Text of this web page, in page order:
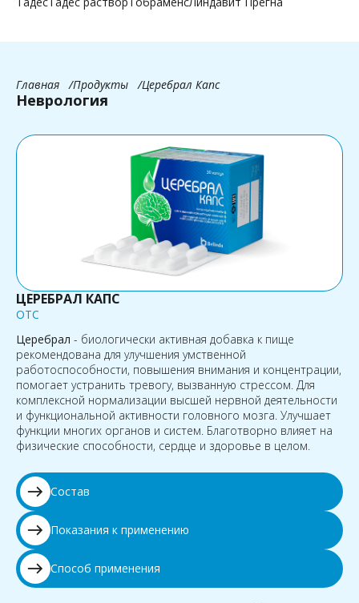
Неврология
Главная Продукты Церебрал Капс
ЦЕРЕБРАЛ КАПС
OTC
Церебрал - биологически активная добавка к пище
рекомендована для улучшения умственной
работоспособности, повышения внимания и концентрации,
помогает устранить тревогу, вызванную стрессом. Для
комплексной нормализации высшей нервной деятельности
и функциональной активности головного мозга. Улучшает
функции многих органов и систем. Благотворно влияет на
физические способности, сердце и здоровье в целом.
east Состав
east Показания к применению
east Способ применения